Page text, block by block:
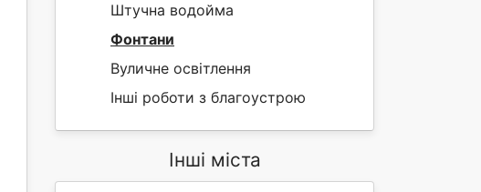
Штучна водойма
Фонтани
Вуличне освітлення
Інші роботи з благоустрою
Інші міста